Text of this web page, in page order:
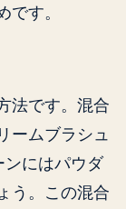
す。
法です。混合
ームブラシュ
ンにはパウダ
う。この混合